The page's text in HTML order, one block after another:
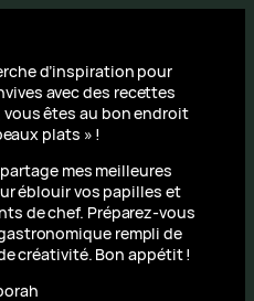
d’inspiration pour
avec des recettes
êtes au bon endroit
plats » !
mes meilleures
éblouir vos papilles et
de chef. Préparez-vous
rempli de
créativité. Bon appétit !